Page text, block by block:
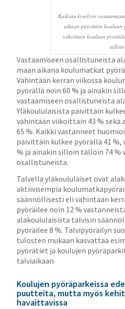
Kaikista kyselyyn
aikaan päivittäin kouluun
viikoittain kouluun
tällöin
Vastaamiseen osallistuneista
maan aikana koulumatkat
Vähintään kerran viikossa
pyörällä noin 60 % ja ainakin
vastaamiseen osallistuneista
Yläkoululaisista päivittäin
vähintään viikoittain 43 %
65 %. Kaikki vastanneet
päivittäin kulkee pyörällä 41
% ja ainakin silloin tällöin 74 %
osallistuneista.
Talvella yläkoululaiset ovat
aktiivisempia
säännöllisesti eli vähintään
pyöräilee noin 12 %
alakoululaisista talvisin
pyöräilee 8 %. Talvipyöräilyn
tulosten mukaan kasvattaa
pyörätiet ja koulujen
talviaikaan.
Koulujen pyöräparkeissa
puutteita, mutta myös
havaittavissa